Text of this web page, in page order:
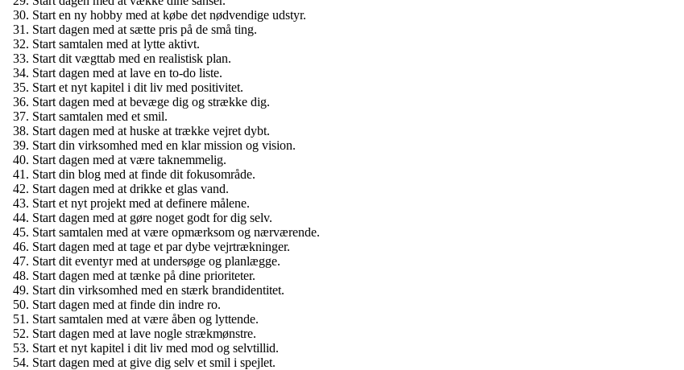
Start en ny hobby med at købe det nødvendige udstyr.
Start dagen med at sætte pris på de små ting.
Start samtalen med at lytte aktivt.
Start dit vægttab med en realistisk plan.
Start dagen med at lave en to-do liste.
Start et nyt kapitel i dit liv med positivitet.
Start dagen med at bevæge dig og strække dig.
Start samtalen med et smil.
Start dagen med at huske at trække vejret dybt.
Start din virksomhed med en klar mission og vision.
Start dagen med at være taknemmelig.
Start din blog med at finde dit fokusområde.
Start dagen med at drikke et glas vand.
Start et nyt projekt med at definere målene.
Start dagen med at gøre noget godt for dig selv.
Start samtalen med at være opmærksom og nærværende.
Start dagen med at tage et par dybe vejrtrækninger.
Start dit eventyr med at undersøge og planlægge.
Start dagen med at tænke på dine prioriteter.
Start din virksomhed med en stærk brandidentitet.
Start dagen med at finde din indre ro.
Start samtalen med at være åben og lyttende.
Start dagen med at lave nogle strækmønstre.
Start et nyt kapitel i dit liv med mod og selvtillid.
Start dagen med at give dig selv et smil i spejlet.